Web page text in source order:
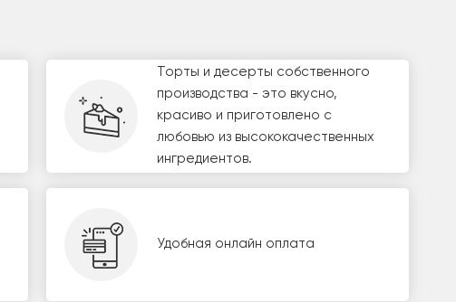
Торты и десерты собственного
производства - это вкусно,
красиво и приготовлено с
любовью из высококачественных
ингредиентов.
Удобная онлайн оплата